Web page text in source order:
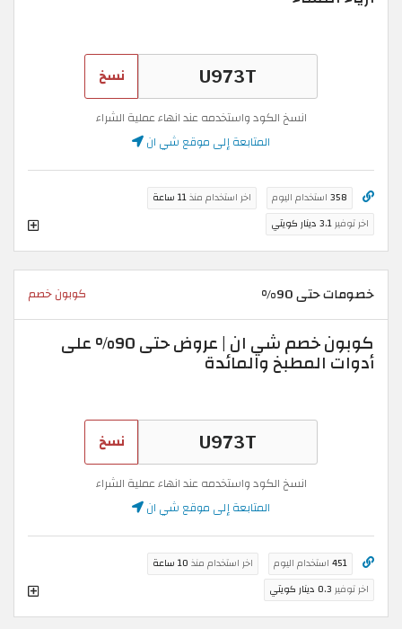
نسخ
انسخ الكود واستخدمه عند انهاء عملية الشراء
المتابعة إلى موقع شي ان
358 استخدام اليوم اخر استخدام منذ11 ساعة
اخر توفير3.1 دينار كويتي
خصومات حتى 90% كوبون خصم
كوبون خصم شي ان | عروض حتى 90% على
أدوات المطبخ والمائدة
نسخ
انسخ الكود واستخدمه عند انهاء عملية الشراء
المتابعة إلى موقع شي ان
451 استخدام اليوم اخر استخدام منذ 10 ساعة
اخر توفير 0.3 دينار كويتي